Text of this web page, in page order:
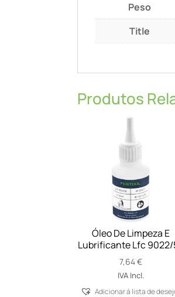
Peso
Title
Produtos
Óleo De Limpeza E
Lubrificante Lfc
7,64€
IVA Incl.
Adicionar á lista de